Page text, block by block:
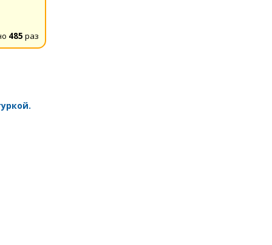
485 раз